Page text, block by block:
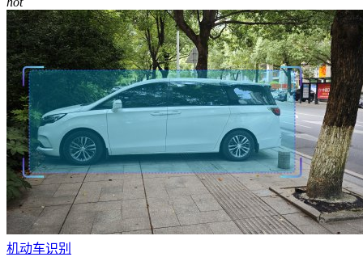
机动车识别